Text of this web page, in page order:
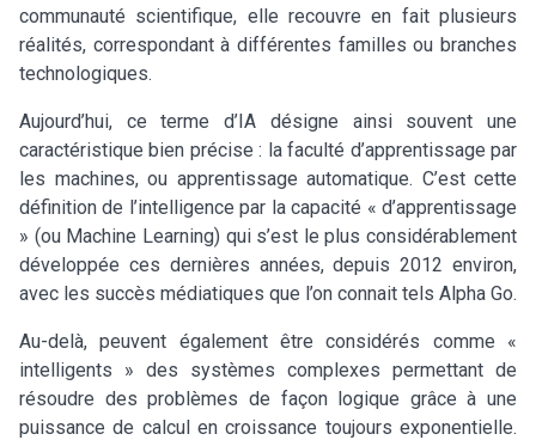
communauté scientifique, elle recouvre en fait plusieurs
réalités, correspondant à différentes familles ou branches
technologiques.
Aujourd’hui, ce terme d’IA désigne ainsi souvent une
caractéristique bien précise : la faculté d’apprentissage par
les machines, ou apprentissage automatique. C’est cette
définition de l’intelligence par la capacité « d’apprentissage
» (ou Machine Learning) qui s’est le plus considérablement
développée ces dernières années, depuis 2012 environ,
avec les succès médiatiques que l’on connait tels Alpha Go.
Au-delà, peuvent également être considérés comme «
intelligents » des systèmes complexes permettant de
résoudre des problèmes de façon logique grâce à une
puissance de calcul en croissance toujours exponentielle.